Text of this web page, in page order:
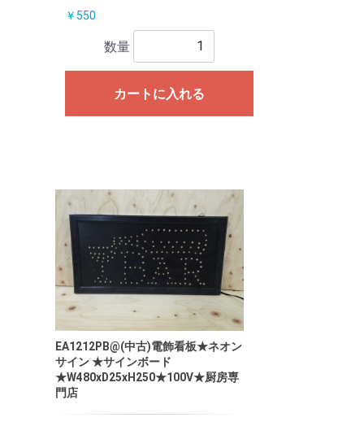
￥550
数量
カートに入れる
EA1212PB@(中古)電飾看板★ネオン
サイン ★サインボード
★W480xD25xH250★100V★厨房専
門店